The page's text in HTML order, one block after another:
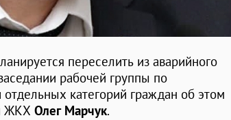
переселить из аварийного
рабочей группы по
категорий граждан об этом
ЖКХ Олег Марчук.